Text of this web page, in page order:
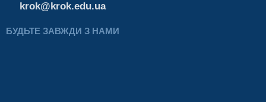
krok@krok.edu.ua
БУДЬТЕ ЗАВЖДИ З НАМИ